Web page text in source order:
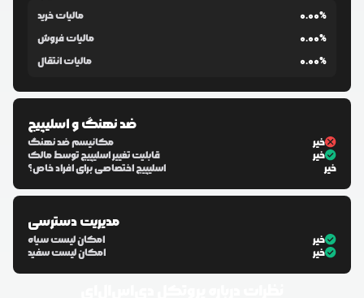
مالیات خرید
0.00%
مالیات فروش
0.00%
مالیات انتقال
0.00%
ضد نهنگ و اسلیپیج
مکانیسم ضد نهنگ
خیر
قابلیت تغییر اسلیپیج توسط مالک
خیر
اسلیپیج اختصاصی برای افراد خاص؟
خیر
مدیریت دسترسی
امکان لیست سیاه
خیر
امکان لیست سفید
خیر